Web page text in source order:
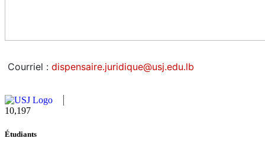
Courriel : dispensaire.juridique@usj.edu.lb
10,815
Étudiants